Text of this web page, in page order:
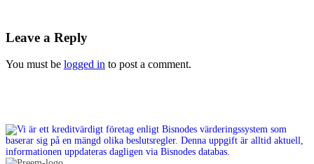
Leave a Reply
You must be logged in to post a comment.